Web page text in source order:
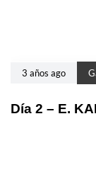
3 años ago
Día 2 – E.